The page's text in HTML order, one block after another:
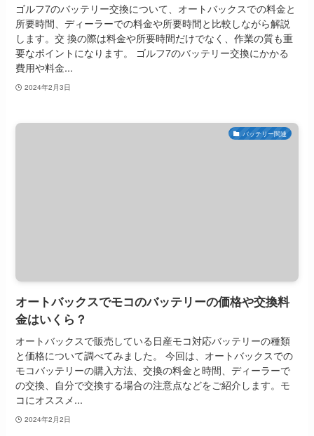
ゴルフ7のバッテリー交換について、オートバックスでの料金と
所要時間、ディーラーでの料金や所要時間と比較しながら解説
します。交 換の際は料金や所要時間だけでなく、作業の質も重
要なポイントになります。 ゴルフ7のバッテリー交換にかかる
費用や料金...
2024年2月3日
バッテリー関連
オートバックスでモコのバッテリーの価格や交換料
金はいくら？
オートバックスで販売している日産モコ対応バッテリーの種類
と価格について調べてみました。 今回は、オートバックスでの
モコバッテリーの購入方法、交換の料金と時間、ディーラーで
の交換、自分で交換する場合の注意点などをご紹介します。モ
コにオススメ...
2024年2月2日